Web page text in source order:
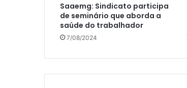
Saaemg: Sindicato participa
de seminário que aborda a
saúde do trabalhador
7/08/2024